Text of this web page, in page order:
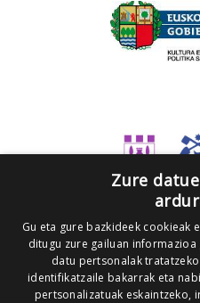
Zure
Gu eta gure bazkideek cookieak
ditugu zure gailuan
datu pertsonalak
identifikatzaile bakarrak eta
pertsonalizatuak eskaintzeko,